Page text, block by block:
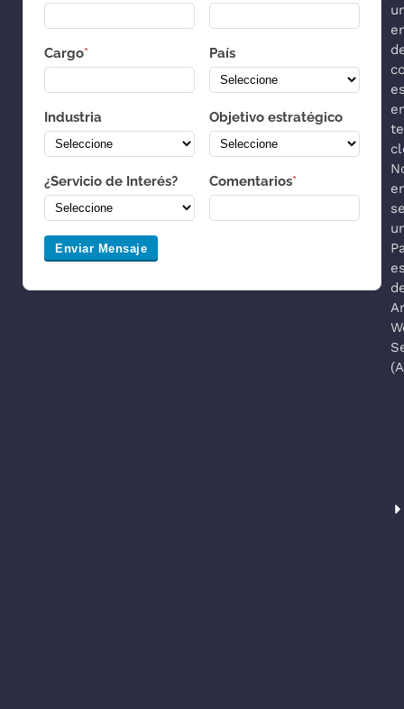
Cargo* País
Industria Objetivo estratégico
¿Servicio de Interés? Comentarios*
Enviar Mensaje